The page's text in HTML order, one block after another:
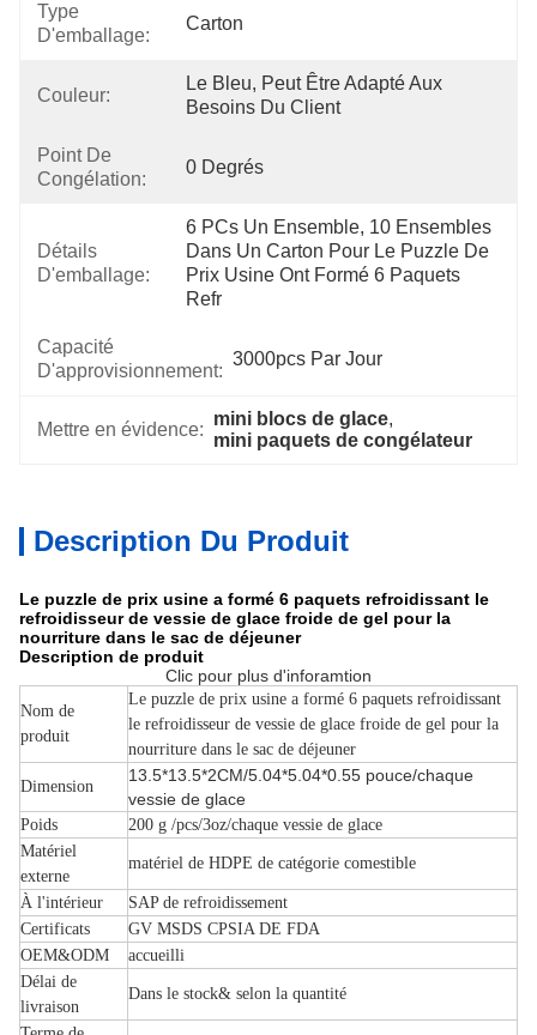
Type
D'emballage:
Carton
Couleur:
Le Bleu, Peut Être Adapté Aux
Besoins Du Client
Point De
Congélation:
0 Degrés
Détails
D'emballage:
6 PCs Un Ensemble, 10 Ensembles
Dans Un Carton Pour Le Puzzle De
Prix Usine Ont Formé 6 Paquets
Refr
Capacité
D'approvisionnement:
3000pcs Par Jour
Mettre en évidence:
mini blocs de glace,
mini paquets de congélateur
Description Du Produit
Le puzzle de prix usine a formé 6 paquets refroidissant le
refroidisseur de vessie de glace froide de gel pour la
nourriture dans le sac de déjeuner
Description de produit
Clic pour plus d'inforamtion
Nom de
produit
Le puzzle de prix usine a formé 6 paquets refroidissant
le refroidisseur de vessie de glace froide de gel pour la
nourriture dans le sac de déjeuner
Dimension
13.5*13.5*2CM/5.04*5.04*0.55 pouce/chaque
vessie de glace
Poids
200 g /pcs/3oz/chaque vessie de glace
Matériel
externe
matériel de HDPE de catégorie comestible
À l'intérieur
SAP de refroidissement
Certificats
GV MSDS CPSIA DE FDA
OEM&ODM
accueilli
Délai de
livraison
Dans le stock& selon la quantité